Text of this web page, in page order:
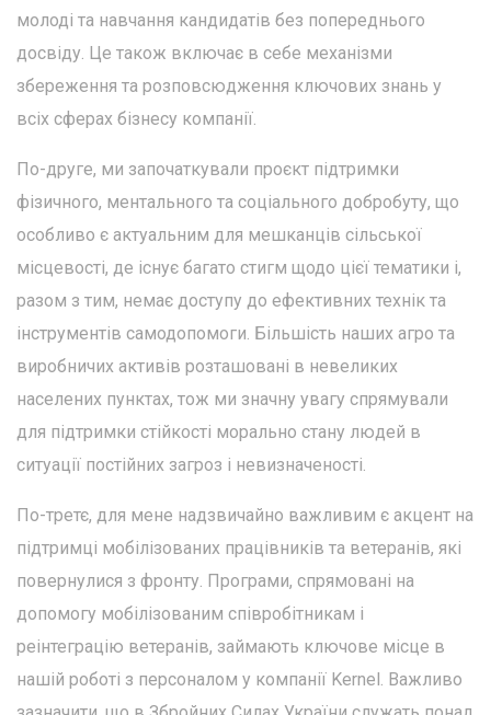
молоді та навчання кандидатів без попереднього
досвіду. Це також включає в себе механізми
збереження та розповсюдження ключових знань у
всіх сферах бізнесу компанії.
По-друге, ми започаткували проєкт підтримки
фізичного, ментального та соціального добробуту, що
особливо є актуальним для мешканців сільської
місцевості, де існує багато стигм щодо цієї тематики і,
разом з тим, немає доступу до ефективних технік та
інструментів самодопомоги. Більшість наших агро та
виробничих активів розташовані в невеликих
населених пунктах, тож ми значну увагу спрямували
для підтримки стійкості морально стану людей в
ситуації постійних загроз і невизначеності.
По-третє, для мене надзвичайно важливим є акцент на
підтримці мобілізованих працівників та ветеранів, які
повернулися з фронту. Програми, спрямовані на
допомогу мобілізованим співробітникам і
реінтеграцію ветеранів, займають ключове місце в
нашій роботі з персоналом у компанії Kernel. Важливо